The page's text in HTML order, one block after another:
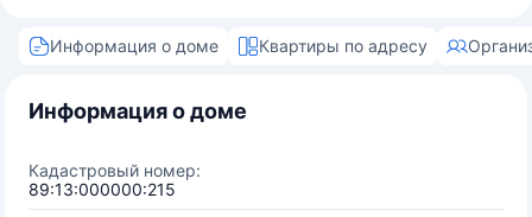
Информация о доме Квартиры по адресу
Информация о доме
Кадастровый номер:
89:13:000000:215